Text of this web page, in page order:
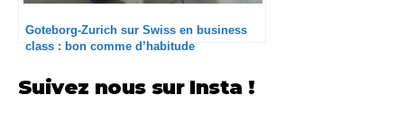
Goteborg-Zurich sur Swiss en business
class : bon comme d’habitude
Suivez nous sur Insta !